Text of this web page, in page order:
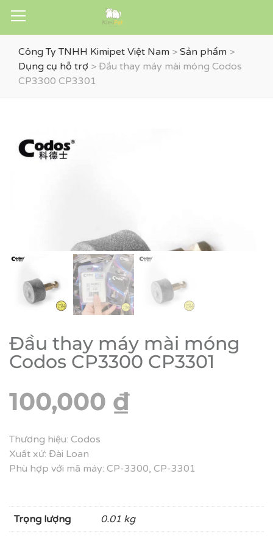
Công Ty TNHH Kimipet Việt Nam > Sản phẩm >
Dụng cụ hỗ trợ > Đầu thay máy mài móng Codos
CP3300 CP3301
Đầu thay máy mài móng
Codos CP3300 CP3301
100,000 ₫
Thương hiệu: Codos
Xuất xứ: Đài Loan
Phù hợp với mã máy: CP-3300, CP-3301
Trọng lượng 0.01 kg